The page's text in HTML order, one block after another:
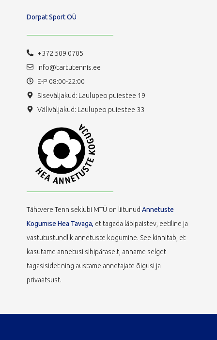
Dorpat Sport OÜ
+372 509 0705
info@tartutennis.ee
E-P 08:00-22:00
Siseväljakud: Laulupeo puiestee 19
Väliväljakud: Laulupeo puiestee 33
Tähtvere Tenniseklubi MTÜ on liitunud Annetuste
Kogumise Hea Tavaga, et tagada läbipaistev, eetiline ja
vastutustundlik annetuste kogumine. See kinnitab, et
kasutame annetusi sihipäraselt, anname selget
tagasisidet ning austame annetajate õigusi ja
privaatsust.